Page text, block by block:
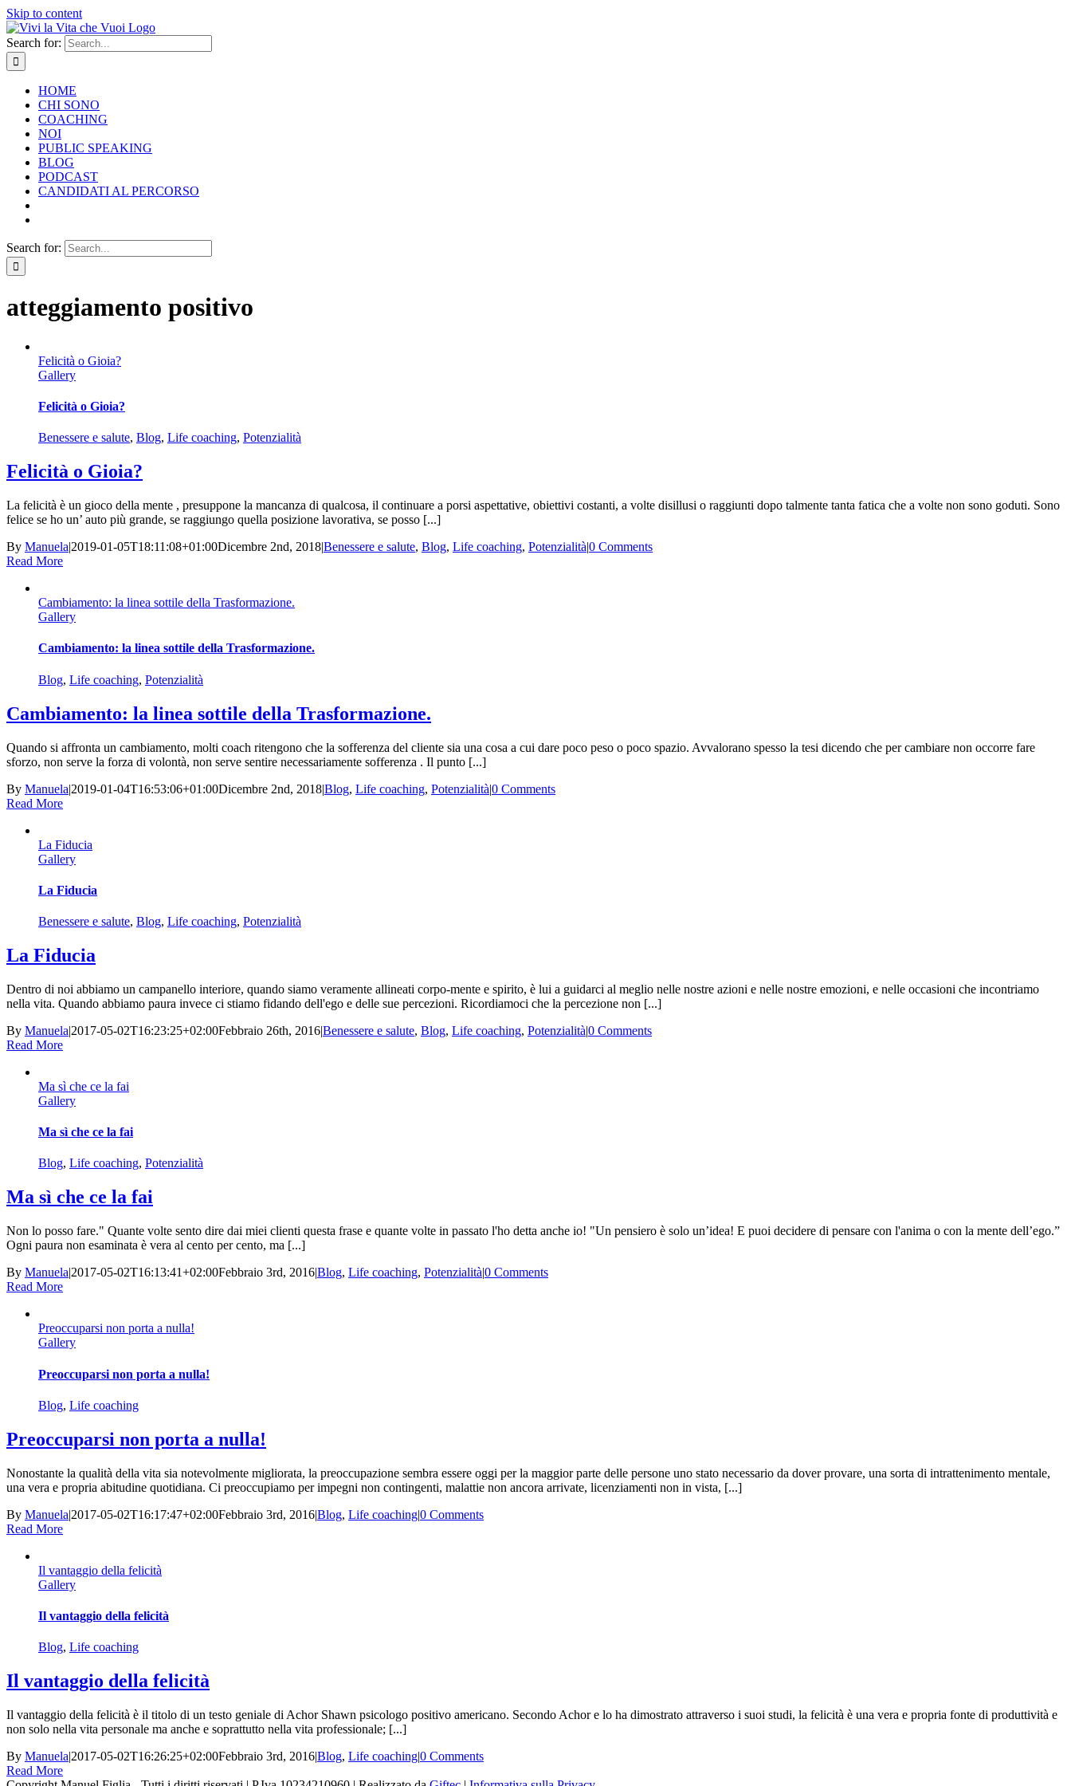
Skip to content
Search for:
HOME
CHI SONO
COACHING
NOI
PUBLIC SPEAKING
BLOG
PODCAST
CANDIDATI AL PERCORSO
Search for:
atteggiamento positivo
Felicità o Gioia?
Gallery
Felicità o Gioia?
Benessere e salute, Blog, Life coaching, Potenzialità
Felicità o Gioia?
La felicità è un gioco della mente , presuppone la mancanza di qualcosa, il continuare a porsi aspettative, obiettivi costanti, a volte disillusi o raggiunti dopo talmente tanta fatica che a volte non sono goduti. Sono
felice se ho un’ auto più grande, se raggiungo quella posizione lavorativa, se posso [...]
By Manuela|2019-01-05T18:11:08+01:00Dicembre 2nd, 2018|Benessere e salute, Blog, Life coaching, Potenzialità|0 Comments
Read More
Cambiamento: la linea sottile della Trasformazione.
Gallery
Cambiamento: la linea sottile della Trasformazione.
Blog, Life coaching, Potenzialità
Cambiamento: la linea sottile della Trasformazione.
Quando si affronta un cambiamento, molti coach ritengono che la sofferenza del cliente sia una cosa a cui dare poco peso o poco spazio. Avvalorano spesso la tesi dicendo che per cambiare non occorre fare
sforzo, non serve la forza di volontà, non serve sentire necessariamente sofferenza . Il punto [...]
By Manuela|2019-01-04T16:53:06+01:00Dicembre 2nd, 2018|Blog, Life coaching, Potenzialità|0 Comments
Read More
La Fiducia
Gallery
La Fiducia
Benessere e salute, Blog, Life coaching, Potenzialità
La Fiducia
Dentro di noi abbiamo un campanello interiore, quando siamo veramente allineati corpo-mente e spirito, è lui a guidarci al meglio nelle nostre azioni e nelle nostre emozioni, e nelle occasioni che incontriamo
nella vita. Quando abbiamo paura invece ci stiamo fidando dell'ego e delle sue percezioni. Ricordiamoci che la percezione non [...]
By Manuela|2017-05-02T16:23:25+02:00Febbraio 26th, 2016|Benessere e salute, Blog, Life coaching, Potenzialità|0 Comments
Read More
Ma sì che ce la fai
Gallery
Ma sì che ce la fai
Blog, Life coaching, Potenzialità
Ma sì che ce la fai
Non lo posso fare." Quante volte sento dire dai miei clienti questa frase e quante volte in passato l'ho detta anche io! "Un pensiero è solo un’idea! E puoi decidere di pensare con l'anima o con la mente dell’ego.”
Ogni paura non esaminata è vera al cento per cento, ma [...]
By Manuela|2017-05-02T16:13:41+02:00Febbraio 3rd, 2016|Blog, Life coaching, Potenzialità|0 Comments
Read More
Preoccuparsi non porta a nulla!
Gallery
Preoccuparsi non porta a nulla!
Blog, Life coaching
Preoccuparsi non porta a nulla!
Nonostante la qualità della vita sia notevolmente migliorata, la preoccupazione sembra essere oggi per la maggior parte delle persone uno stato necessario da dover provare, una sorta di intrattenimento mentale,
una vera e propria abitudine quotidiana. Ci preoccupiamo per impegni non contingenti, malattie non ancora arrivate, licenziamenti non in vista, [...]
By Manuela|2017-05-02T16:17:47+02:00Febbraio 3rd, 2016|Blog, Life coaching|0 Comments
Read More
Il vantaggio della felicità
Gallery
Il vantaggio della felicità
Blog, Life coaching
Il vantaggio della felicità
Il vantaggio della felicità è il titolo di un testo geniale di Achor Shawn psicologo positivo americano. Secondo Achor e lo ha dimostrato attraverso i suoi studi, la felicità è una vera e propria fonte di produttività e
non solo nella vita personale ma anche e soprattutto nella vita professionale; [...]
By Manuela|2017-05-02T16:26:25+02:00Febbraio 3rd, 2016|Blog, Life coaching|0 Comments
Read More